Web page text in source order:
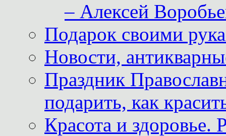
– Алексей
Подарок своими
Новости,
Праздник
подарить, как
Красота и здоровье.